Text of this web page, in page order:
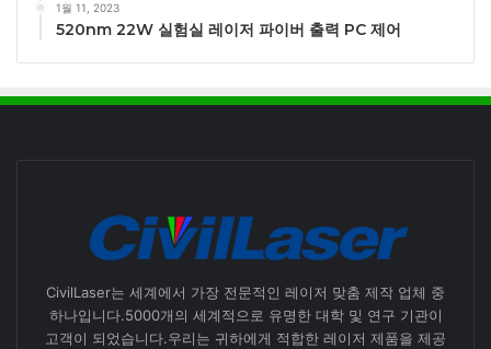
1월 11, 2023
520nm 22W 실험실 레이저 파이버 출력 PC 제어
CivilLaser는 세계에서 가장 전문적인 레이저 맞춤 제작 업체 중
하나입니다.5000개의 세계적으로 유명한 대학 및 연구 기관이
고객이 되었습니다.우리는 귀하에게 적합한 레이저 제품을 제공